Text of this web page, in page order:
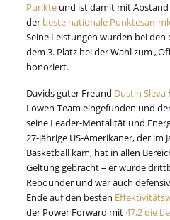
Punkte und ist damit mit
der beste nationale
Seine Leistungen wurden bei den
dem 3. Platz bei der Wahl zum
honoriert.
Davids guter Freund Dustin Sleva
Löwen-Team eingefunden und
seine Leader-Mentalität und
27-jährige US-Amerikaner, der im
Basketball kam, hat in allen
Geltung gebracht – er wurde
Rebounder und war auch
Ende auf den besten
der Power Forward mit47,2 die